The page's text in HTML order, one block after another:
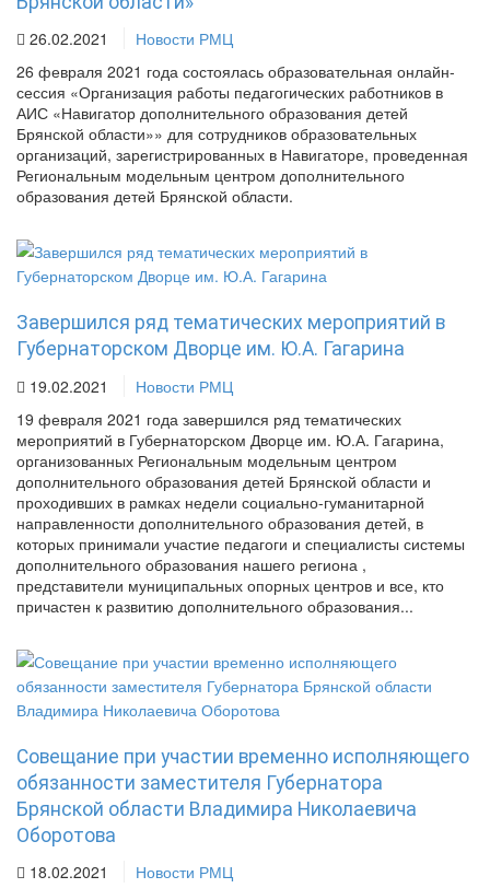
26.02.2021
Новости РМЦ
26 февраля 2021 года состоялась образовательная онлайн-
сессия «Организация работы педагогических работников в
АИС «Навигатор дополнительного образования детей
Брянской области»» для сотрудников образовательных
организаций, зарегистрированных в Навигаторе, проведенная
Региональным модельным центром дополнительного
образования детей Брянской области.
Завершился ряд тематических мероприятий в
Губернаторском Дворце им. Ю.А. Гагарина
19.02.2021
Новости РМЦ
19 февраля 2021 года завершился ряд тематических
мероприятий в Губернаторском Дворце им. Ю.А. Гагарина,
организованных Региональным модельным центром
дополнительного образования детей Брянской области и
проходивших в рамках недели социально-гуманитарной
направленности дополнительного образования детей, в
которых принимали участие педагоги и специалисты системы
дополнительного образования нашего региона ,
представители муниципальных опорных центров и все, кто
причастен к развитию дополнительного образования...
Совещание при участии временно исполняющего
обязанности заместителя Губернатора
Брянской области Владимира Николаевича
Оборотова
18.02.2021
Новости РМЦ